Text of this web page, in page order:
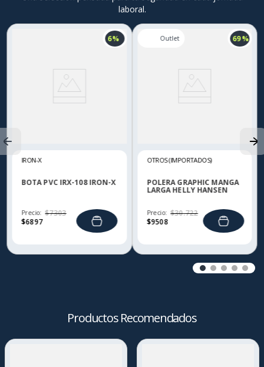
laboral.
6 %
IRON-X
BOTA PVC IRX-108 IRON-X
Precio:
$6897
$7303
69 %
OTROS (IMPORTADOS)
POLERA GRAPHIC MANGA
LARGA HELLY HANSEN
Precio:
$9508
$30.722
Productos Recomendados